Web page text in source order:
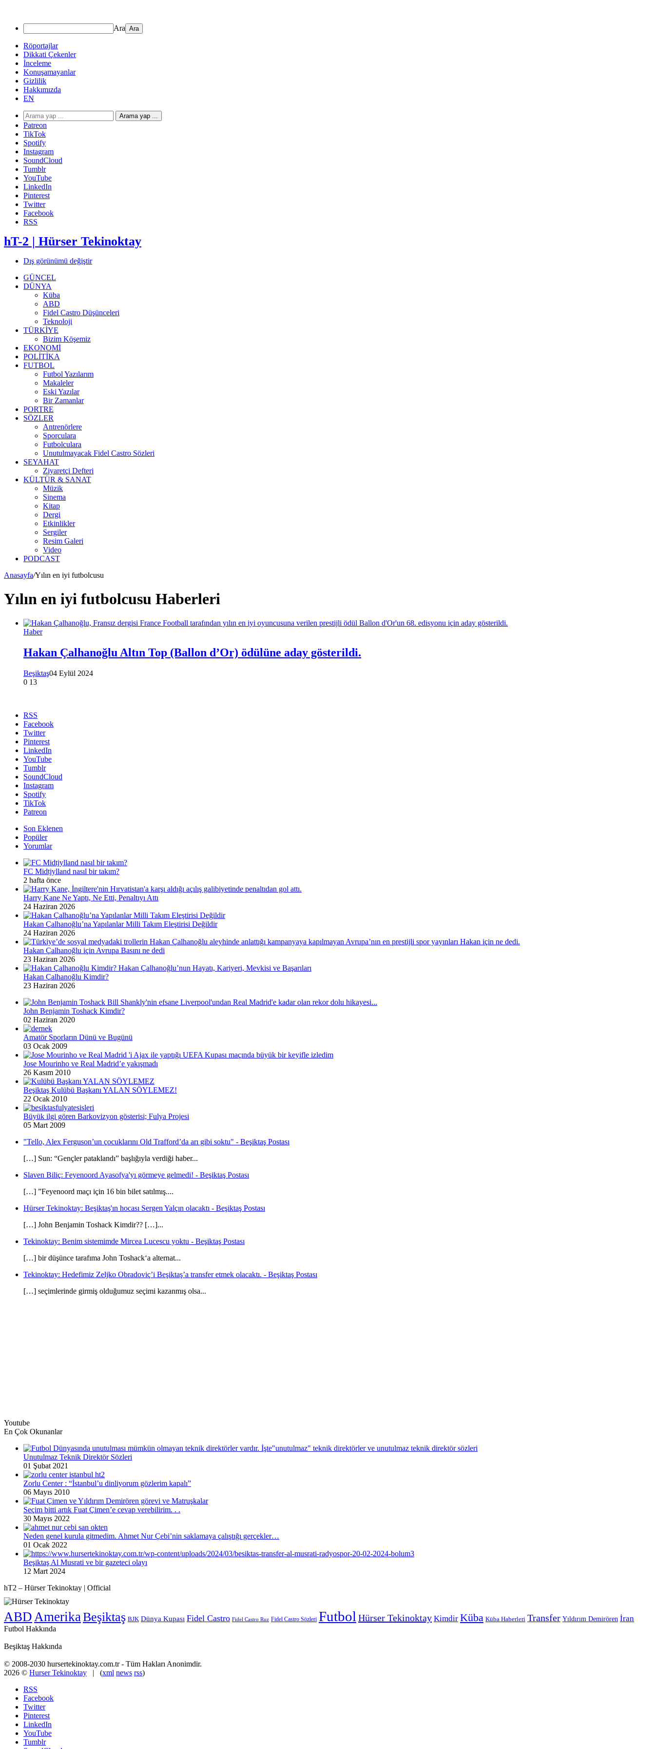
Ara
Röportajlar
Dikkati Çekenler
İnceleme
Konuşamayanlar
Gizlilik
Hakkımızda
EN
Arama yap ...
Patreon
TikTok
Spotify
Instagram
SoundCloud
Tumblr
YouTube
LinkedIn
Pinterest
Twitter
Facebook
RSS
hT-2 | Hürser Tekinoktay
Dış görünümü değiştir
GÜNCEL
DÜNYA
Küba
ABD
Fidel Castro Düşünceleri
Teknoloji
TÜRKİYE
Bizim Köşemiz
EKONOMİ
POLİTİKA
FUTBOL
Futbol Yazılarım
Makaleler
Eski Yazılar
Bir Zamanlar
PORTRE
SÖZLER
Antrenörlere
Sporculara
Futbolculara
Unutulmayacak Fidel Castro Sözleri
SEYAHAT
Ziyaretçi Defteri
KÜLTÜR & SANAT
Müzik
Sinema
Kitap
Dergi
Etkinlikler
Sergiler
Resim Galeri
Video
PODCAST
Anasayfa/Yılın en iyi futbolcusu
Yılın en iyi futbolcusu Haberleri
Haber
Hakan Çalhanoğlu Altın Top (Ballon d’Or) ödülüne aday gösterildi.
Beşiktaş04 Eylül 2024
0 13
RSS
Facebook
Twitter
Pinterest
LinkedIn
YouTube
Tumblr
SoundCloud
Instagram
Spotify
TikTok
Patreon
Son Eklenen
Popüler
Yorumlar
FC Midtjylland nasıl bir takım?
2 hafta önce
Harry Kane Ne Yaptı, Ne Etti, Penaltıyı Attı
24 Haziran 2026
Hakan Çalhanoğlu’na Yapılanlar Milli Takım Eleştirisi Değildir
24 Haziran 2026
Hakan Çalhanoğlu için Avrupa Basını ne dedi
23 Haziran 2026
Hakan Çalhanoğlu Kimdir?
23 Haziran 2026
John Benjamin Toshack Kimdir?
02 Haziran 2020
Amatör Sporların Dünü ve Bugünü
03 Ocak 2009
Jose Mourinho ve Real Madrid’e yakışmadı
26 Kasım 2010
Beşiktaş Kulübü Başkanı YALAN SÖYLEMEZ!
22 Ocak 2010
Büyük ilgi gören Barkovizyon gösterisi; Fulya Projesi
05 Mart 2009
"Tello, Alex Ferguson’un çocuklarını Old Trafford’da arı gibi soktu" - Beşiktaş Postası
[…] Sun: “Gençler pataklandı” başlığıyla verdiği haber...
Slaven Biliç: Feyenoord Ayasofya'yı görmeye gelmedi! - Beşiktaş Postası
[…] ”Feyenoord maçı için 16 bin bilet satılmış....
Hürser Tekinoktay: Beşiktaş'ın hocası Sergen Yalçın olacaktı - Beşiktaş Postası
[…] John Benjamin Toshack Kimdir?? […]...
Tekinoktay: Benim sistemimde Mircea Lucescu yoktu - Beşiktaş Postası
[…] bir düşünce tarafıma John Toshack‘a alternat...
Tekinoktay: Hedefimiz Zeljko Obradoviç’i Beşiktaş’a transfer etmek olacaktı. - Beşiktaş Postası
[…] seçimlerinde girmiş olduğumuz seçimi kazanmış olsa...
Youtube
En Çok Okunanlar
Unutulmaz Teknik Direktör Sözleri
01 Şubat 2021
Zorlu Center : “İstanbul’u dinliyorum gözlerim kapalı”
06 Mayıs 2010
Seçim bitti artık Fuat Çimen’e cevap verebilirim. . .
30 Mayıs 2022
Neden genel kurula gitmedim. Ahmet Nur Çebi’nin saklamaya çalıştığı gerçekler…
01 Ocak 2022
Beşiktaş Al Musrati ve bir gazeteci olayı
12 Mart 2024
hT2 – Hürser Tekinoktay | Official
ABD Amerika Beşiktaş BJK Dünya Kupası Fidel Castro Fidel Castro Ruz Fidel Castro Sözleri Futbol Hürser Tekinoktay Kimdir Küba Küba Haberleri Transfer Yıldırım Demirören İran
Futbol Hakkında
Beşiktaş Hakkında
© 2008-2030 hursertekinoktay.com.tr - Tüm Hakları Anonimdir.
2026 © Hurser Tekinoktay | (xml news rss)
RSS
Facebook
Twitter
Pinterest
LinkedIn
YouTube
Tumblr